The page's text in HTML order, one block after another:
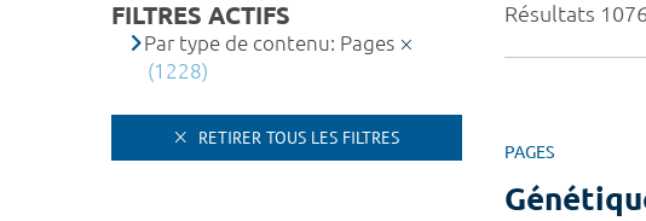
Résultats
PAGES
FILTRES ACTIFS
Par type de contenu: Pages
(1228)
RETIRER TOUS LES FILTRES